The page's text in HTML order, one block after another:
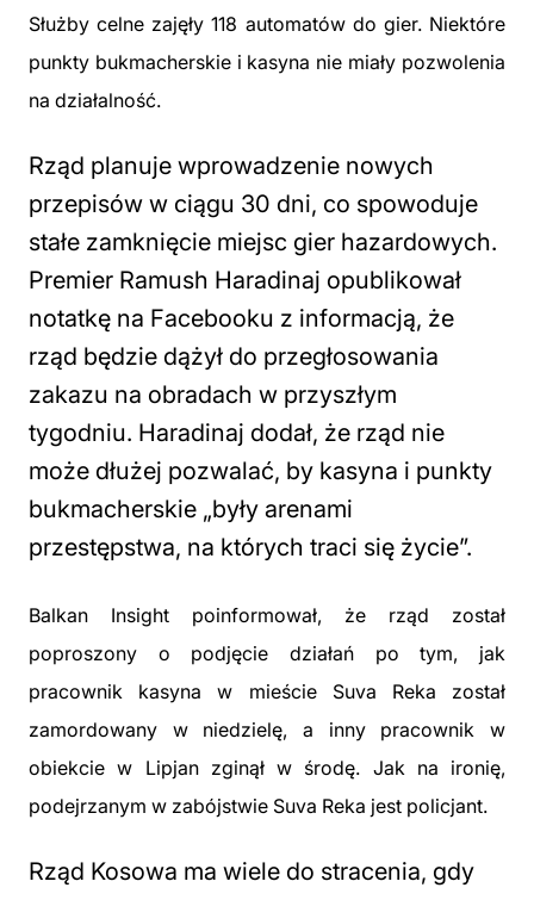
Służby celne zajęły 118 automatów do gier. Niektóre
punkty bukmacherskie i kasyna nie miały pozwolenia
na działalność.
Rząd planuje wprowadzenie nowych
przepisów w ciągu 30 dni, co spowoduje
stałe zamknięcie miejsc gier hazardowych.
Premier Ramush Haradinaj opublikował
notatkę na Facebooku z informacją, że
rząd będzie dążył do przegłosowania
zakazu na obradach w przyszłym
tygodniu. Haradinaj dodał, że rząd nie
może dłużej pozwalać, by kasyna i punkty
bukmacherskie „były arenami
przestępstwa, na których traci się życie”.
Balkan Insight poinformował, że rząd został
poproszony o podjęcie działań po tym, jak
pracownik kasyna w mieście Suva Reka został
zamordowany w niedzielę, a inny pracownik w
obiekcie w Lipjan zginął w środę. Jak na ironię,
podejrzanym w zabójstwie Suva Reka jest policjant.
Rząd Kosowa ma wiele do stracenia, gdy